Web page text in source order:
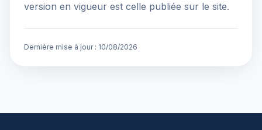
version en vigueur est celle publiée sur le site.
Dernière mise à jour : 10/08/2026